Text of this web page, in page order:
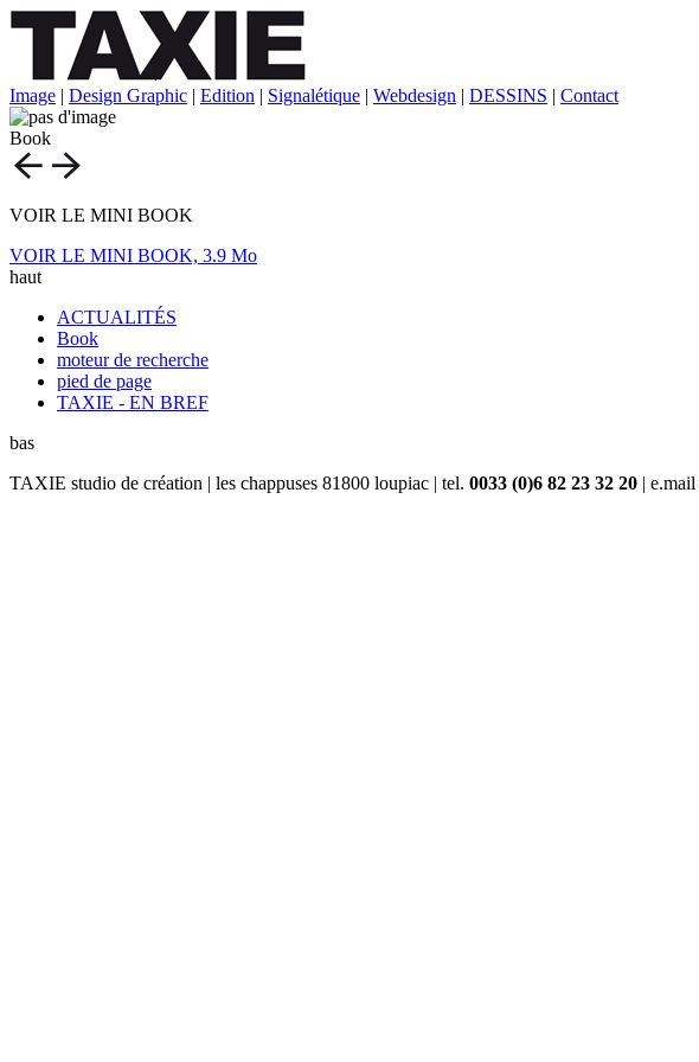
Image | Design Graphic | Edition | Signalétique | Webdesign | DESSINS | Contact
Book
VOIR LE MINI BOOK
VOIR LE MINI BOOK, 3.9 Mo
haut
ACTUALITÉS
Book
moteur de recherche
pied de page
TAXIE - EN BREF
bas
TAXIE studio de création | les chappuses 81800 loupiac | tel. 0033 (0)6 82 23 32 20 | e.mail